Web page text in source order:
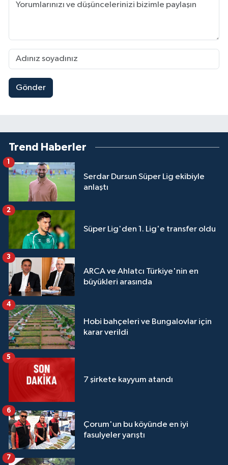
Gönder
Trend Haberler
Serdar Dursun Süper Lig ekibiyle
anlaştı
Süper Lig'den 1. Lig'e transfer oldu
2
ARCA ve Ahlatcı Türkiye'nin en
büyükleri arasında
3
Hobi bahçeleri ve Bungalovlar için
karar verildi
4
7 şirkete kayyum atandı
5
Çorum'un bu köyünde en iyi
fasulyeler yarıştı
6
7